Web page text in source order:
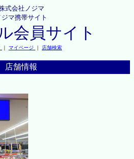
式会社ノジマ
ジマ携帯サイト
会員サイト
｜ マイページ ｜ 店舗検索
店舗情報